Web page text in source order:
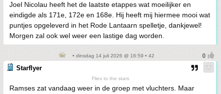
Joel Nicolau heeft het de laatste etappes wat moeilijker en
eindigde als 171e, 172e en 168e. Hij heeft mij hiermee mooi wat
puntjes opgeleverd in het Rode Lantaarn spelletje, dankjewel!
Morgen zal ook wel weer een lastige dag worden.
• dinsdag 14 juli 2026 @ 16:59 • 42
Starflyer
Flies to the stars
Ramses zat vandaag weer in de groep met vluchters. Maar